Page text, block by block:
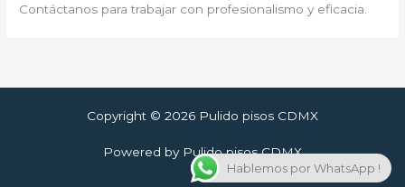
Contáctanos para trabajar con profesionalismo y eficacia.
Copyright © 2026 Pulido pisos CDMX
Powered by Pulido pisos CDMX
Hablemos por WhatsApp !